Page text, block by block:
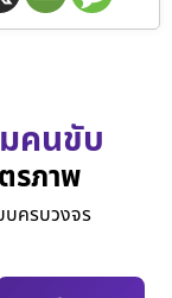
คนขับ
รภาพ
บครบวงจร